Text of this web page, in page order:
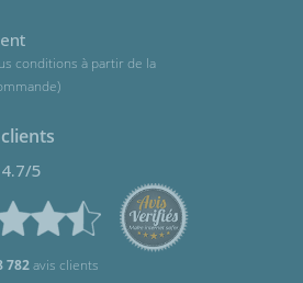
conditions à partir de la
5
782avis clients